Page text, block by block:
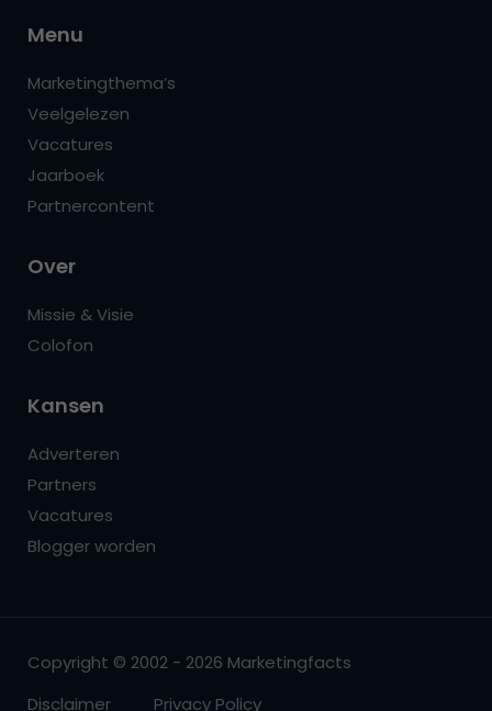
Menu
Marketingthema’s
Veelgelezen
Vacatures
Jaarboek
Partnercontent
Over
Missie & Visie
Colofon
Kansen
Adverteren
Partners
Vacatures
Blogger worden
Copyright © 2002 - 2026 Marketingfacts
Disclaimer
Privacy Policy